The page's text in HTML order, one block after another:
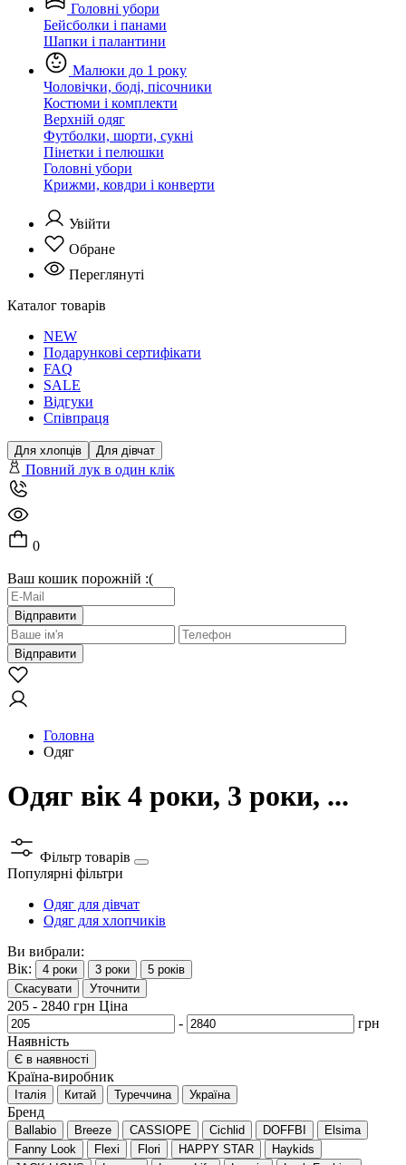
Головні убори
Бейсболки і панами
Шапки і палантини
Малюки до 1 року
Чоловічки, боді, пісочники
Костюми і комплекти
Верхній одяг
Футболки, шорти, сукні
Пінетки і пелюшки
Головні убори
Крижми, ковдри і конверти
Увійти
Обране
Переглянуті
Каталог товарів
NEW
Подарункові сертифікати
FAQ
SALE
Відгуки
Співпраця
Для хлопців Для дівчат
Повний лук в один клік
0
Ваш кошик порожній :(
Відправити
Відправити
Головна
Одяг
Одяг вік 4 роки, 3 роки, ...
Фільтр товарів
Популярні фільтри
Одяг для дівчат
Одяг для хлопчиків
Ви вибрали:
Вік:
4 роки 3 роки
5 років
Скасувати
Уточнити
205 - 2840 грн Ціна
-
грн
Наявність
Є в наявності
Країна-виробник
Італія Китай Туреччина Україна
Бренд
Ballabio Breeze CASSIOPE Cichlid DOFFBI
Elsima
Fanny Look
Flexi Flori HAPPY STAR
Haykids